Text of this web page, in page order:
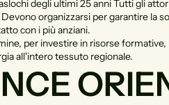
degli ultimi 25 anni Tutti gli
organizzarsi per garantire la
con i più anziani.
per investire in risorse
all'intero tessuto regionale.